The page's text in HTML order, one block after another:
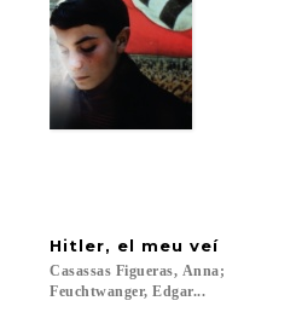
Hitler, el meu veí
Casassas Figueras, Anna;
Feuchtwanger, Edgar...